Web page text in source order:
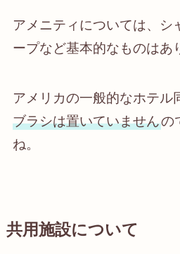
アメニティについては、シ
ープなど基本的なものはあ
アメリカの一般的なホテル
ブラシは置いていませんの
ね。
共用施設について